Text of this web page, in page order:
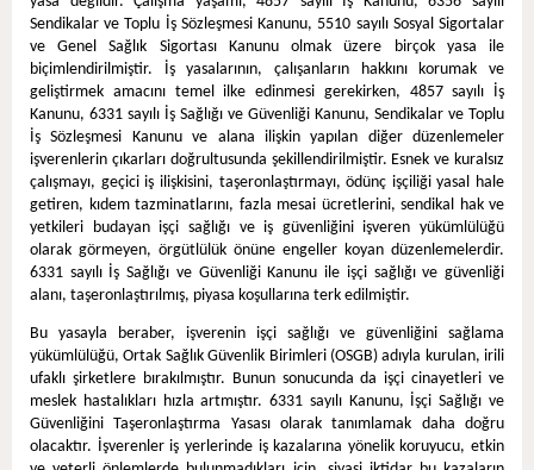
Sendikalar ve Toplu İş Sözleşmesi Kanunu, 5510 sayılı Sosyal Sigortalar
ve Genel Sağlık Sigortası Kanunu olmak üzere birçok yasa ile
biçimlendirilmiştir. İş yasalarının, çalışanların hakkını korumak ve
geliştirmek amacını temel ilke edinmesi gerekirken, 4857 sayılı İş
Kanunu, 6331 sayılı İş Sağlığı ve Güvenliği Kanunu, Sendikalar ve Toplu
İş Sözleşmesi Kanunu ve alana ilişkin yapılan diğer düzenlemeler
işverenlerin çıkarları doğrultusunda şekillendirilmiştir. Esnek ve kuralsız
çalışmayı, geçici iş ilişkisini, taşeronlaştırmayı, ödünç işçiliği yasal hale
getiren, kıdem tazminatlarını, fazla mesai ücretlerini, sendikal hak ve
yetkileri budayan işçi sağlığı ve iş güvenliğini işveren yükümlülüğü
olarak görmeyen, örgütlülük önüne engeller koyan düzenlemelerdir.
6331 sayılı İş Sağlığı ve Güvenliği Kanunu ile işçi sağlığı ve güvenliği
alanı, taşeronlaştırılmış, piyasa koşullarına terk edilmiştir.
Bu yasayla beraber, işverenin işçi sağlığı ve güvenliğini sağlama
yükümlülüğü, Ortak Sağlık Güvenlik Birimleri (OSGB) adıyla kurulan, irili
ufaklı şirketlere bırakılmıştır. Bunun sonucunda da işçi cinayetleri ve
meslek hastalıkları hızla artmıştır. 6331 sayılı Kanunu, İşçi Sağlığı ve
Güvenliğini Taşeronlaştırma Yasası olarak tanımlamak daha doğru
olacaktır. İşverenler iş yerlerinde iş kazalarına yönelik koruyucu, etkin